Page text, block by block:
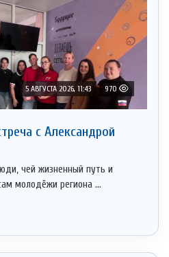
5 АВГУСТА 2026, 11:43 970
с Александрой
чей жизненный путь и
молодёжи региона ...